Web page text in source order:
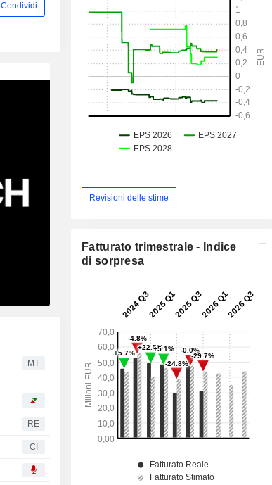
Condividi
MT
RE
CI
Revisioni delle stime
Fatturato trimestrale - Indice
di sorpresa